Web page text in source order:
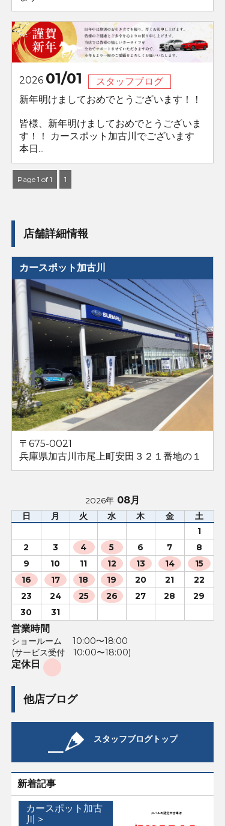
2026 01/01
スタッフブログ
新年明けましておめでとうございます！！
皆様、新年明けましておめでとうございま
す！！ カースポット加古川でございます
本日...
Page 1 of 1 1
店舗詳細情報
カースポット加古川
〒675-0021
兵庫県加古川市尾上町安田３２１番地の１
2026年 08月
日 月 火 水 木 金 土
1
2
3 4 5 6 7
8
9
10 11 12 13 14
15
16
17 18 19 20 21
22
23
24 25 26 27 28
29
30
31
営業時間
ショールーム 10:00〜18:00
(サービス受付 10:00〜18:00)
定休日
他店ブログ
スタッフブログトップ
新着記事
カースポット加古
川 >